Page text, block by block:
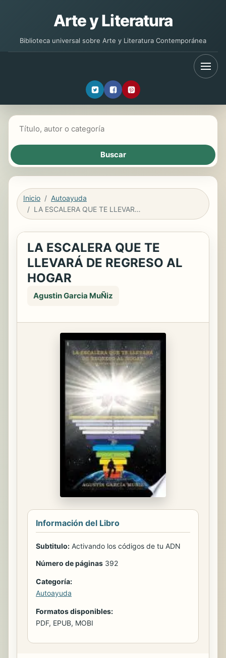
Arte y Literatura
Biblioteca universal sobre Arte y Literatura Contemporánea
Inicio
Autoayuda
LA ESCALERA QUE TE LLEVARÁ DE REGRESO AL HOGAR
LA ESCALERA QUE TE
LLEVARÁ DE REGRESO AL
HOGAR
Agustin Garcia MuÑiz
Información del Libro
Subtitulo: Activando los códigos de tu ADN
Número de páginas 392
Categoría:
Autoayuda
Formatos disponibles:
PDF, EPUB, MOBI